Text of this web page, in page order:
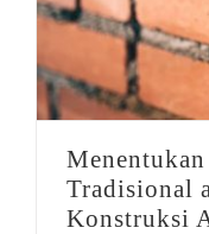
Tradisional
Konstruksi